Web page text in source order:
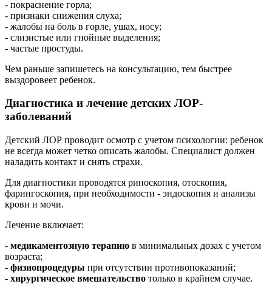
- покраснение горла;
- признаки снижения слуха;
- жалобы на боль в горле, ушах, носу;
- слизистые или гнойные выделения;
- частые простуды.
Чем раньше запишетесь на консультацию, тем быстрее
выздоровеет ребенок.
Диагностика и лечение детских ЛОР-
заболеваний
Детский ЛОР проводит осмотр с учетом психологии: ребенок
не всегда может четко описать жалобы. Специалист должен
наладить контакт и снять страхи.
Для диагностики проводятся риноскопия, отоскопия,
фарингоскопия, при необходимости - эндоскопия и анализы
крови и мочи.
Лечение включает:
- медикаментозную терапию в минимальных дозах с учетом
возраста;
- физиопроцедуры при отсутствии противопоказаний;
- хирургическое вмешательство только в крайнем случае.